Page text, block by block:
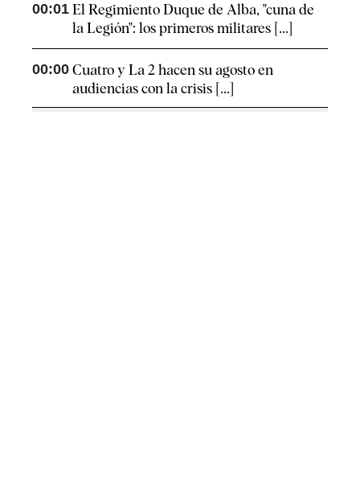
00:01 El Regimiento Duque de Alba, "cuna de
la Legión": los primeros militares [...]
00:00 Cuatro y La 2 hacen su agosto en
audiencias con la crisis [...]